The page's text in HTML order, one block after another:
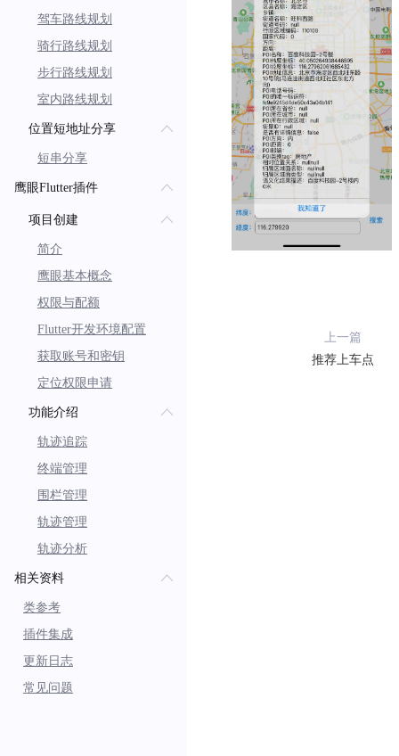
驾车路线规划
骑行路线规划
步行路线规划
室内路线规划
位置短地址分享
短串分享
鹰眼Flutter插件
项目创建
简介
鹰眼基本概念
权限与配额
Flutter开发环境配置
获取账号和密钥
定位权限申请
功能介绍
轨迹追踪
终端管理
围栏管理
轨迹管理
轨迹分析
相关资料
类参考
插件集成
更新日志
常见问题
上一篇
推荐上车点